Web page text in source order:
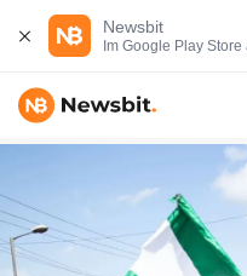
Newsbit
Im Google Play